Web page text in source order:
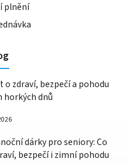
plnění
zdraví, bezpečí a pohodu
horkých dnů
dárky pro seniory: Co
bezpečí i zimní pohodu